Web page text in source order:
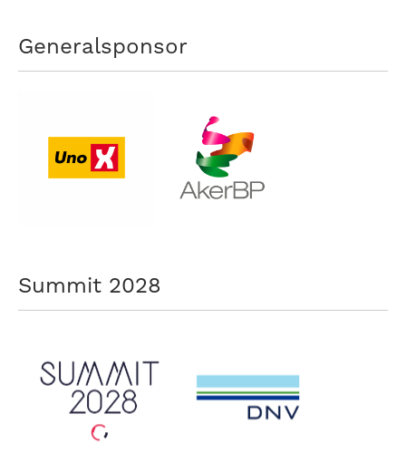
Generalsponsor
Summit 2028